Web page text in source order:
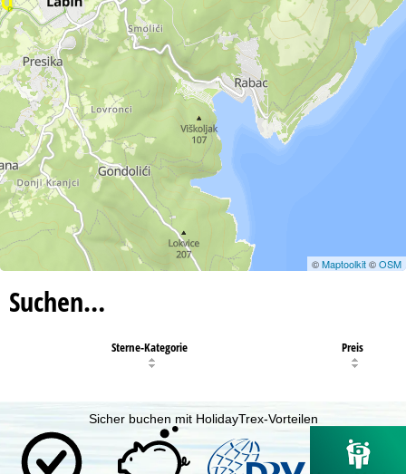
©Maptoolkit©OSM
Suchen…
Sterne-Kategorie Preis
Sicher buchen mit HolidayTrex-Vorteilen